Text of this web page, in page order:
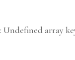
: Undefined array